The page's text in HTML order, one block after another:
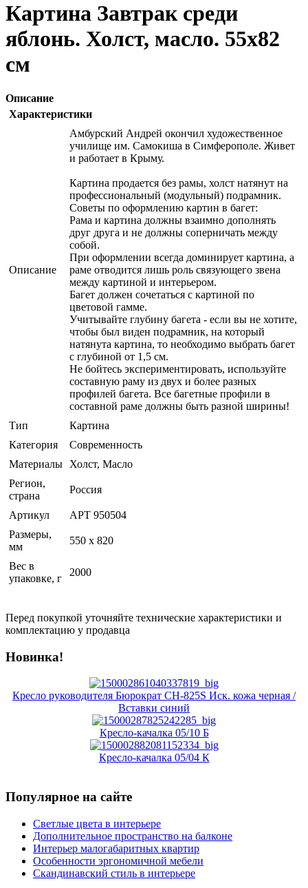
Картина Завтрак среди
яблонь. Холст, масло. 55х82
см
Описание
Характеристики
Описание
Амбурский Андрей окончил художественное
училище им. Самокиша в Симферополе. Живет
и работает в Крыму.
Картина продается без рамы, холст натянут на
профессиональный (модульный) подрамник.
Советы по оформлению картин в багет:
Рама и картина должны взаимно дополнять
друг друга и не должны соперничать между
собой.
При оформлении всегда доминирует картина, а
раме отводится лишь роль связующего звена
между картиной и интерьером.
Багет должен сочетаться с картиной по
цветовой гамме.
Учитывайте глубину багета - если вы не хотите,
чтобы был виден подрамник, на который
натянута картина, то необходимо выбрать багет
с глубиной от 1,5 см.
Не бойтесь экспериментировать, используйте
составную раму из двух и более разных
профилей багета. Все багетные профили в
составной раме должны быть разной ширины!
Тип
Картина
Категория
Современность
Материалы
Холст, Масло
Регион,
страна
Россия
Артикул
АРТ 950504
Размеры,
мм
550 х 820
Вес в
упаковке, г
2000
Перед покупкой уточняйте технические характеристики и
комплектацию у продавца
Новинка!
Кресло руководителя Бюрократ CH-825S Иск. кожа черная /
Вставки синий
Кресло-качалка 05/10 Б
Кресло-качалка 05/04 К
Популярное на сайте
Светлые цвета в интерьере
Дополнительное пространство на балконе
Интерьер малогабаритных квартир
Особенности эргономичной мебели
Скандинавский стиль в интерьере